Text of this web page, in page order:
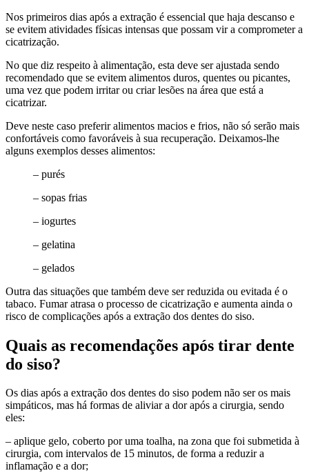
Nos primeiros dias após a extração é essencial que haja descanso e
se evitem atividades físicas intensas que possam vir a comprometer a
cicatrização.
No que diz respeito à alimentação, esta deve ser ajustada sendo
recomendado que se evitem alimentos duros, quentes ou picantes,
uma vez que podem irritar ou criar lesões na área que está a
cicatrizar.
Deve neste caso preferir alimentos macios e frios, não só serão mais
confortáveis como favoráveis à sua recuperação. Deixamos-lhe
alguns exemplos desses alimentos:
– purés
– sopas frias
– iogurtes
– gelatina
– gelados
Outra das situações que também deve ser reduzida ou evitada é o
tabaco. Fumar atrasa o processo de cicatrização e aumenta ainda o
risco de complicações após a extração dos dentes do siso.
Quais as recomendações após tirar dente
do siso?
Os dias após a extração dos dentes do siso podem não ser os mais
simpáticos, mas há formas de aliviar a dor após a cirurgia, sendo
eles:
– aplique gelo, coberto por uma toalha, na zona que foi submetida à
cirurgia, com intervalos de 15 minutos, de forma a reduzir a
inflamação e a dor;